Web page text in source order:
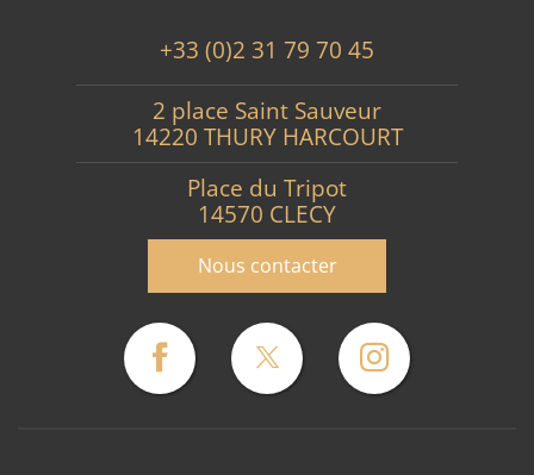
+33 (0)2 31 79 70 45
2 place Saint Sauveur
14220 THURY HARCOURT
Place du Tripot
14570 CLECY
Nous contacter